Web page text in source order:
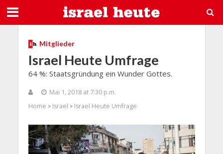
Mitglieder
Israel Heute Umfrage
64 %: Staatsgründung ein Wunder Gottes.
Mai 1, 2018 at 7:30 p.m.
Home > Israel > Israel Heute Umfrage